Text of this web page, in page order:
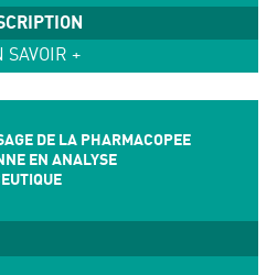
SAVOIR +
DE LA PHARMACOPEE
EN ANALYSE